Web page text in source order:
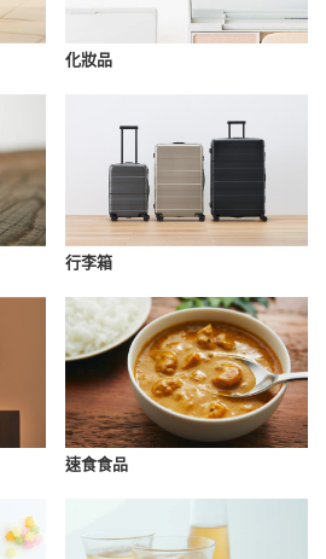
化妝品
行李箱
速食食品